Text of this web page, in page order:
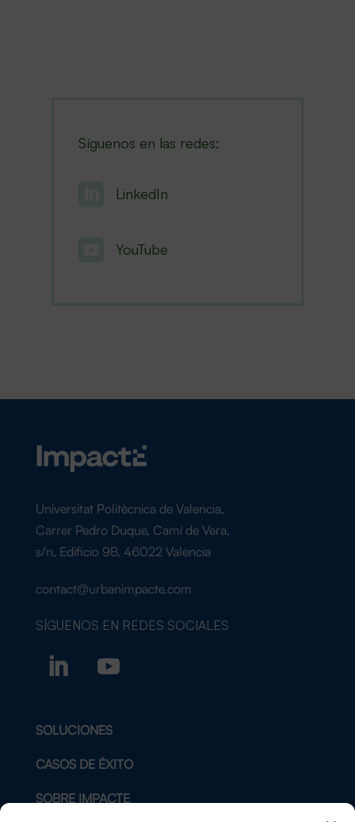
Síguenos en las redes:
LinkedIn
YouTube
Universitat Politècnica de Valencia,
Carrer Pedro Duque, Camí de Vera,
s/n, Edificio 9B, 46022 Valencia
contact@urbanimpacte.com
SÍGUENOS EN REDES SOCIALES
SOLUCIONES
CASOS DE ÉXITO
SOBRE IMPACTE